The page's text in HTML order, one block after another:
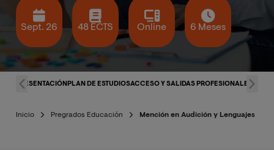
Sept. 26 48 ECTS Online 6 Meses
PRESENTACIÓNPLAN DE ESTUDIOSACCESO Y SALIDAS PROFESIONALES
Inicio Pregrados Educación Mención en Audición y Lenguajes